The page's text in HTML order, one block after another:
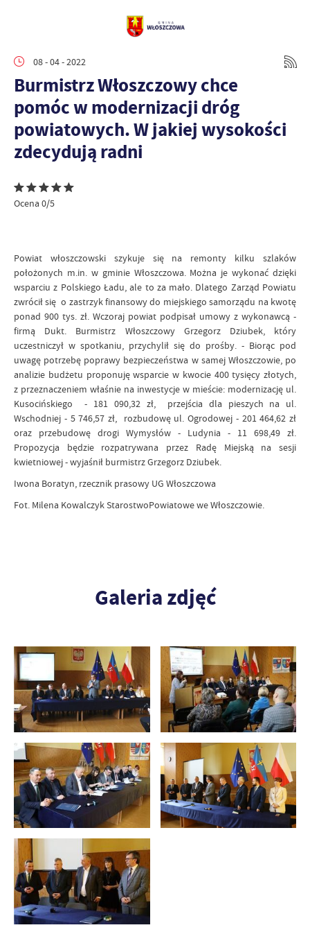
08 - 04 - 2022
Burmistrz Włoszczowy chce
pomóc w modernizacji dróg
powiatowych. W jakiej wysokości
zdecydują radni
Ocena 0/5
Powiat włoszczowski szykuje się na remonty kilku szlaków
położonych m.in. w gminie Włoszczowa. Można je wykonać dzięki
wsparciu z Polskiego Ładu, ale to za mało. Dlatego Zarząd Powiatu
zwrócił się o zastrzyk finansowy do miejskiego samorządu na kwotę
ponad 900 tys. zł. Wczoraj powiat podpisał umowy z wykonawcą -
firmą Dukt. Burmistrz Włoszczowy Grzegorz Dziubek, który
uczestniczył w spotkaniu, przychylił się do prośby. - Biorąc pod
uwagę potrzebę poprawy bezpieczeństwa w samej Włoszczowie, po
analizie budżetu proponuję wsparcie w kwocie 400 tysięcy złotych,
z przeznaczeniem właśnie na inwestycje w mieście: modernizację ul.
Kusocińskiego - 181 090,32 zł, przejścia dla pieszych na ul.
Wschodniej - 5 746,57 zł, rozbudowę ul. Ogrodowej - 201 464,62 zł
oraz przebudowę drogi Wymysłów - Ludynia - 11 698,49 zł.
Propozycja będzie rozpatrywana przez Radę Miejską na sesji
kwietniowej - wyjaśnił burmistrz Grzegorz Dziubek.
Iwona Boratyn, rzecznik prasowy UG Włoszczowa
Fot. Milena Kowalczyk StarostwoPowiatowe we Włoszczowie.
Galeria zdjęć